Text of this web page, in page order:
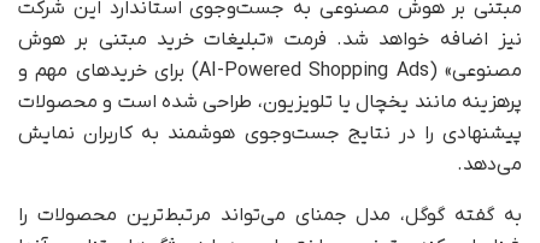
مبتنی بر هوش مصنوعی به جست‌وجوی استاندارد این شرکت
نیز اضافه خواهد شد. فرمت «تبلیغات خرید مبتنی بر هوش
مصنوعی» (AI-Powered Shopping Ads) برای خریدهای مهم و
پرهزینه مانند یخچال یا تلویزیون، طراحی شده است و محصولات
پیشنهادی را در نتایج جست‌وجوی هوشمند به کاربران نمایش
می‌دهد.
به گفته گوگل، مدل جمنای می‌تواند مرتبط‌ترین محصولات را